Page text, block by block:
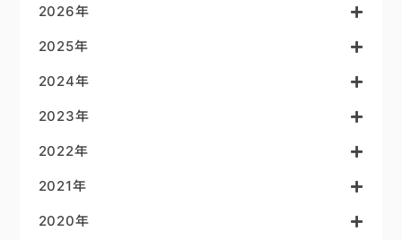
2026年
2025年
2024年
2023年
2022年
2021年
2020年